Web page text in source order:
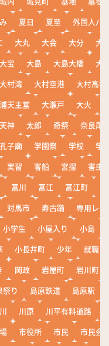
夏日 夏至
外国人バ
大丸 大会 大分
大
大宝 大島 大島大橋
大
大村湾 大村空港
大村高校
天主堂 大瀬戸 大火
天神 太郎 奇祭
奈良尾
孔子廟 学園祭 学校
学
実習 客船 宮摺
害虫
富川 富江 富江町
対馬市 寿古踊
専用レー
小学生 小屋入り 小島
小長井町 少年
就職
岡政 岩屋町
岩川町
祭り 島原鉄道 島原駅
川 川原 川平有料道路
市役所 市民
市民会